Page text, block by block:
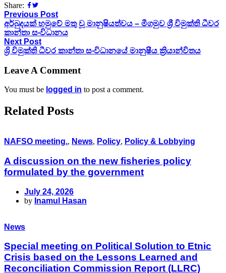
Share:
Previous Post
අර්බුදයක් හමුවේ මතු වූ මානුෂියත්වය – මීගමුව ශ්‍රී විමුක්ති ධීවර
කාන්තා සංවිධානය
Next Post
ශ්‍රි විමුක්ති ධීවර කාන්තා සංවිධානයේ මානුෂීය ක්‍රියාන්විතය
Leave A Comment
You must be logged in to post a comment.
Related Posts
NAFSO meeting., News, Policy, Policy & Lobbying
A discussion on the new fisheries policy
formulated by the government
July 24, 2026
by Inamul Hasan
News
Special meeting on Political Solution to Etnic
Crisis based on the Lessons Learned and
Reconciliation Commission Report (LLRC)